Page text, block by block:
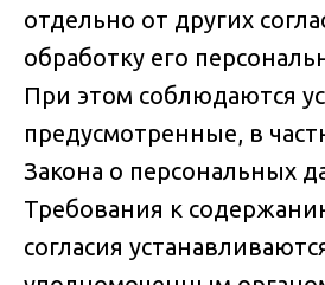
отдельно от других
обработку его
При этом соблюдаются
предусмотренные, в
Закона о персональных
Требования к
согласия